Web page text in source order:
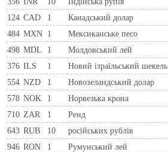
124 CAD 1 Канадський долар
484 MXN 1 Мексиканське песо
498 MDL 1 Молдовський лей
376 ILS 1 Новий ізраїльський шекель
554 NZD 1 Новозеландський долар
578 NOK 1 Норвезька крона
710 ZAR 1 Ренд
643 RUB 10 російських рублів
946 RON 1 Румунський лей